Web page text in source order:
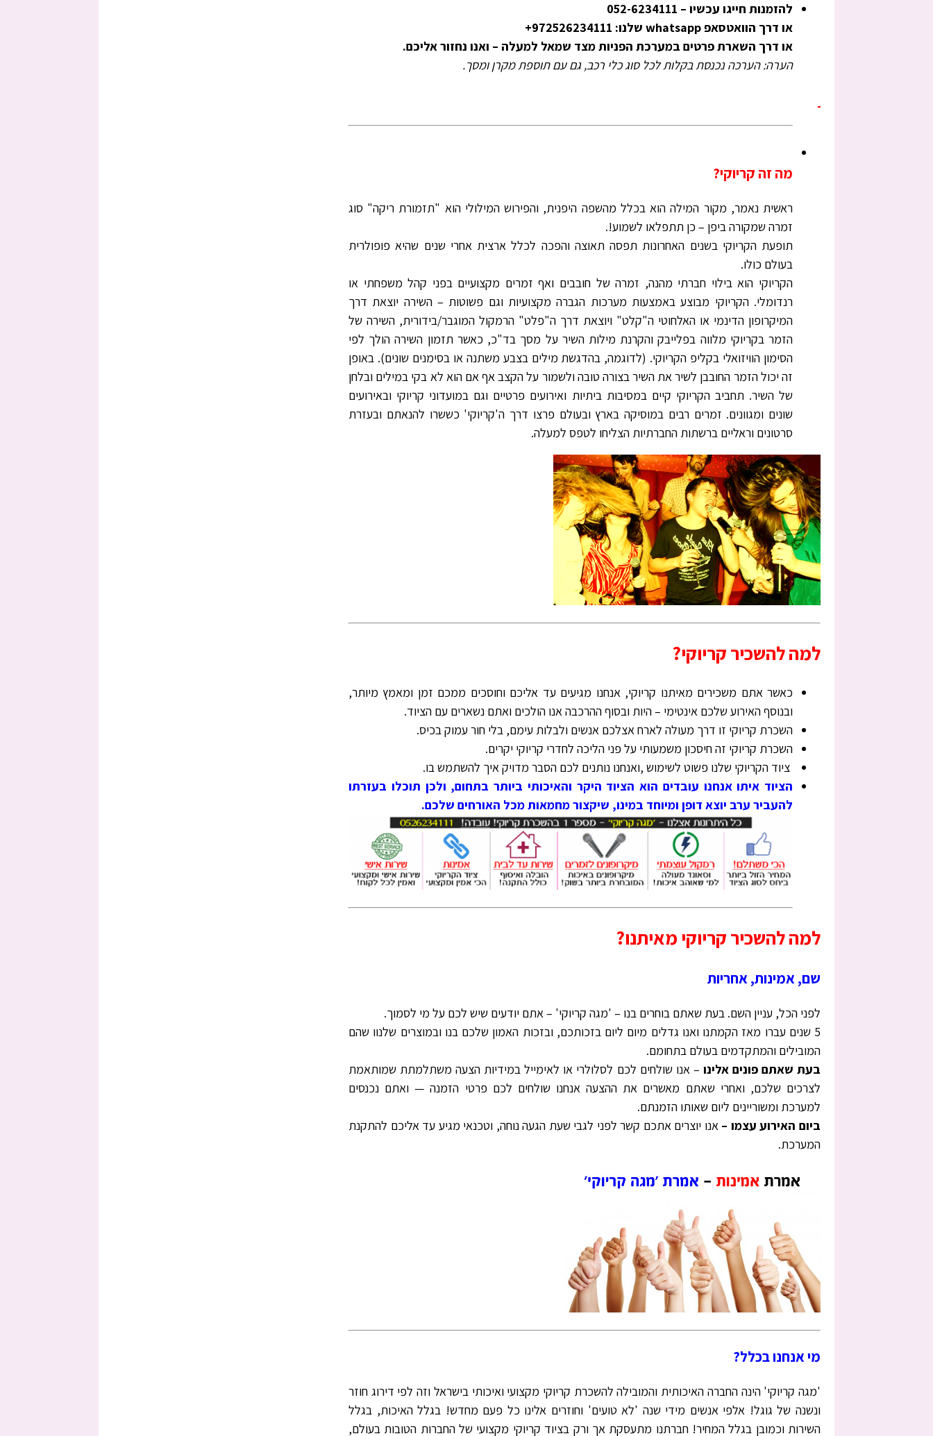
להזמנות חייגו עכשיו – 052-6234111
או דרך הוואטסאפ whatsapp שלנו: 972526234111+
או דרך השארת פרטים במערכת הפניות מצד שמאל למעלה – ואנו נחזור אליכם.
הערה: הערכה נכנסת בקלות לכל סוג כלי רכב, גם עם תוספת מקרן ומסך.
מה זה קריוקי?
ראשית נאמר, מקור המילה הוא בכלל מהשפה היפנית, והפירוש המילולי הוא "תזמורת ריקה" סוג
זמרה שמקורה ביפן – כן תתפלאו לשמוע!.
תופעת הקריוקי בשנים האחרונות תפסה תאוצה והפכה לכלל ארצית אחרי שנים שהיא פופולרית
בעולם כולו.
הקריוקי הוא בילוי חברתי מהנה, זמרה של חובבים ואף זמרים מקצועיים בפני קהל משפחתי או
רנדומלי. הקריוקי מבוצע באמצעות מערכות הגברה מקצועיות וגם פשוטות – השירה יוצאת דרך
המיקרופון הדינמי או האלחוטי ה"קלט" ויוצאת דרך ה"פלט" הרמקול המוגבר/בידורית, השירה של
הזמר בקריוקי מלווה בפלייבק והקרנת מילות השיר על מסך בד"כ, כאשר תזמון השירה הולך לפי
הסימון הוויזואלי בקליפ הקריוקי. (לדוגמה, בהדגשת מילים בצבע משתנה או בסימנים שונים). באופן
זה יכול הזמר החובבן לשיר את השיר בצורה טובה ולשמור על הקצב אף אם הוא לא בקי במילים ובלחן
של השיר. תחביב הקריוקי קיים במסיבות ביתיות ואירועים פרטיים וגם במועדוני קריוקי ובאירועים
שונים ומגוונים. זמרים רבים במוסיקה בארץ ובעולם פרצו דרך ה'קריוקי' כששרו להנאתם ובעזרת
סרטונים וראליים ברשתות החברתיות הצליחו לטפס למעלה.
למה להשכיר קריוקי?
כאשר אתם משכירים מאיתנו קריוקי, אנחנו מגיעים עד אליכם וחוסכים ממכם זמן ומאמץ מיותר,
ובנוסף האירוע שלכם אינטימי – היות ובסוף ההרכבה אנו הולכים ואתם נשארים עם הציוד.
השכרת קריוקי זו דרך מעולה לארח אצלכם אנשים ולבלות עימם, בלי חור עמוק בכיס.
השכרת קריוקי זה חיסכון משמעותי על פני הליכה לחדרי קריוקי יקרים.
ציוד הקריוקי שלנו פשוט לשימוש ,ואנחנו נותנים לכם הסבר מדויק איך להשתמש בו.
הציוד איתו אנחנו עובדים הוא הציוד היקר והאיכותי ביותר בתחום, ולכן תוכלו בעזרתו
להעביר ערב יוצא דופן ומיוחד במינו, שיקצור מחמאות מכל האורחים שלכם.
למה להשכיר קריוקי מאיתנו?
שם, אמינות, אחריות
לפני הכל, עניין השם. בעת שאתם בוחרים בנו – 'מגה קריוקי' – אתם יודעים שיש לכם על מי לסמוך.
5 שנים עברו מאז הקמתנו ואנו גדלים מיום ליום בזכותכם, ובזכות האמון שלכם בנו ובמוצרים שלנוו שהם
המובילים והמתקדמים בעולם בתחומם.
בעת שאתם פונים אלינו – אנו שולחים לכם לסלולרי או לאימייל במידיות הצעה משתלמתת שמותאמת
לצרכים שלכם, ואחרי שאתם מאשרים את ההצעה אנחנו שולחים לכם פרטי הזמנה — ואתם נכנסים
למערכת ומשוריינים ליום שאותו הזמנתם.
ביום האירוע עצמו – אנו יוצרים אתכם קשר לפני לגבי שעת הגעה נוחה, וטכנאי מגיע עד אליכם להתקנת
המערכת.
מי אנחנו בכלל?
'מגה קריוקי' הינה החברה האיכותית והמובילה להשכרת קריוקי מקצועי ואיכותי בישראל וזה לפי דירוג חוזר
ונשנה של גוגל! אלפי אנשים מידי שנה 'לא טועים' וחוזרים אלינו כל פעם מחדש! בגלל האיכות, בגלל
השירות וכמובן בגלל המחיר! חברתנו מתעסקת אך ורק בציוד קריוקי מקצועי של החברות הטובות בעולם,